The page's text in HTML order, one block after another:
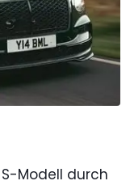
Modell durch